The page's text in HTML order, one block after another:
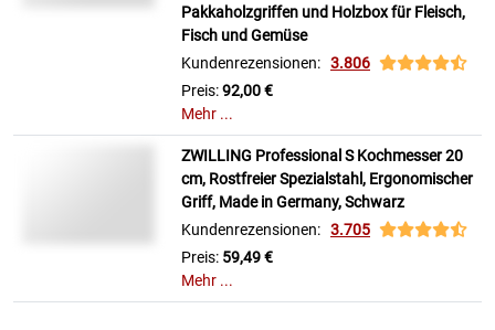
Pakkaholzgriffen und Holzbox für Fleisch,
Fisch und Gemüse
Kundenrezensionen: 3.806
Preis:92,00 €
Mehr ...
ZWILLING Professional S Kochmesser 20
cm, Rostfreier Spezialstahl, Ergonomischer
Griff, Made in Germany, Schwarz
Kundenrezensionen: 3.705
Preis: 59,49 €
Mehr ...